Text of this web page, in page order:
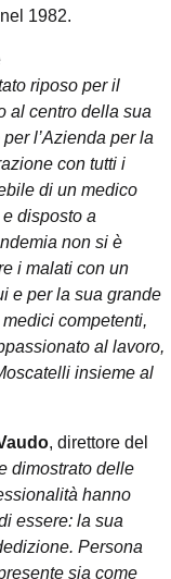
1982.
riposo per il
al centro della sua
l’Azienda per la
con tutti i
di un medico
disposto a
non si è
i malati con un
e per la sua grande
competenti,
al lavoro,
insieme al
, direttore del
dimostrato delle
hanno
essere: la sua
Persona
sia come